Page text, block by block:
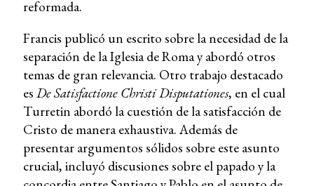
reformada.
Francis publicó un escrito sobre la necesidad de la
separación de la Iglesia de Roma y abordó otros
temas de gran relevancia. Otro trabajo destacado
es De Satisfactione Christi Disputationes, en el cual
Turretin abordó la cuestión de la satisfacción de
Cristo de manera exhaustiva. Además de
presentar argumentos sólidos sobre este asunto
crucial, incluyó discusiones sobre el papado y la